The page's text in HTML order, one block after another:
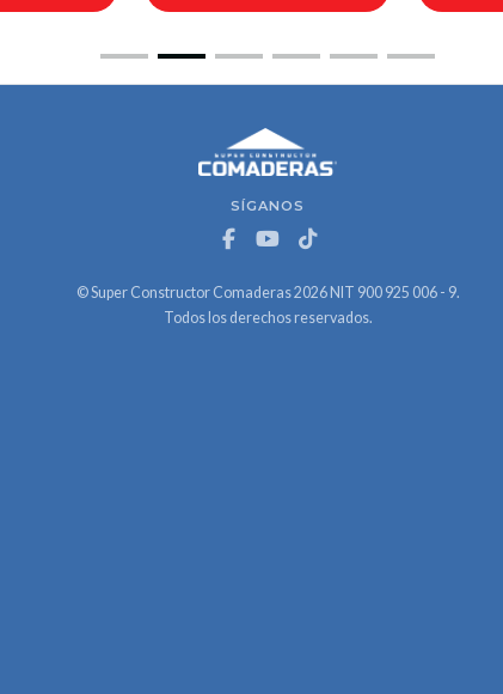
SÍGANOS
© Super Constructor Comaderas 2026 NIT 900 925 006 - 9.
Todos los derechos reservados.